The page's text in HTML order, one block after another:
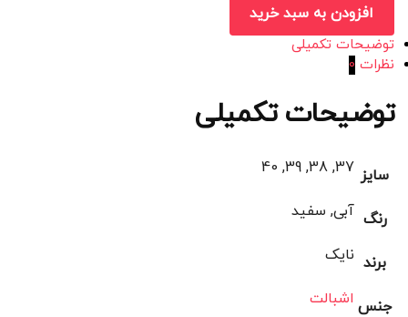
افزودن به سبد خرید
توضیحات تکمیلی
نظرات 0
توضیحات تکمیلی
سایز 37, 38, 39, 40
رنگ آبی, سفید
برند نایک
جنس اشبالت